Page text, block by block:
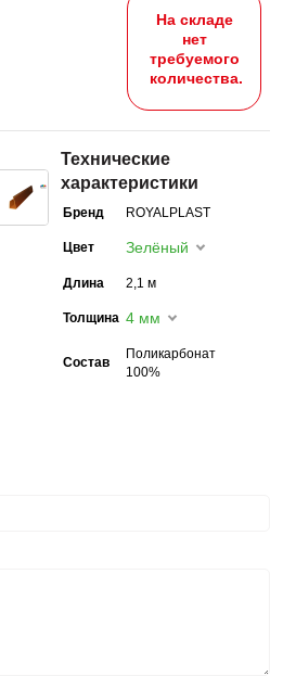
На складе
нет
требуемого
количества.
Технические
характеристики
Бренд ROYALPLAST
Цвет Зелёный
Длина 2,1 м
Толщина 4 мм
Состав
Поликарбонат
100%